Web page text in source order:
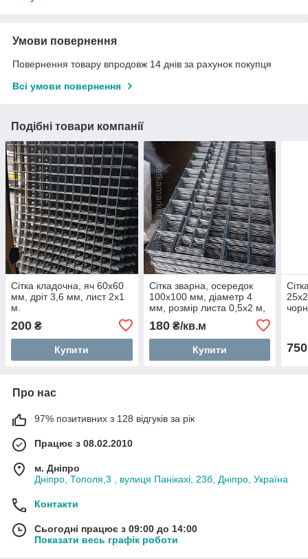
Умови повернення
Повернення товару впродовж 14 днів за рахунок покупця
Всі умови повернення
Подібні товари компанії
Сітка кладочна, яч 60x60
мм, дріт 3,6 мм, лист 2х1
м.
200 ₴
Купити
Сітка зварна, осередок
100х100 мм, діаметр 4
мм, розмір листа 0,5х2 м,
180₴/кв.м
Купити 750
Про нас
97% позитивних з 128 відгуків за рік
Працює з 08.02.2010
м. Дніпро
Дніпро, Тополя,3 , вулиця Панікахі, 23б, Дніпро, Україна
Контакти
Сьогодні працює з 09:00 до 14:00
Показати весь графік роботи